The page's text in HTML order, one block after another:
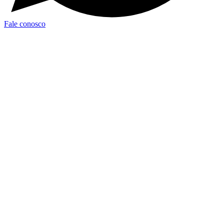
Fale conosco